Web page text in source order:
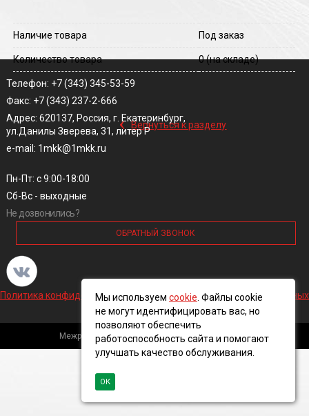
Наличие товара Под заказ
Количество товара 0(на складе)
‹ Вернуться к разделу
Телефон: +7 (343) 345-53-59
Факс: +7 (343) 237-2-666
Адрес: 620137, Россия, г. Екатеринбург,
ул.Данилы Зверева, 31, литер Р
e-mail: 1mkk@1mkk.ru
Пн-Пт: с 9:00-18:00
Сб-Вс - выходные
Не дозвонились?
ОБРАТНЫЙ ЗВОНОК
Политика конфиденциальности и обработки персональных данных
Межрегиональная кабельная компания, 2016 ©
Мы используем cookie . Файлы cookie
не могут идентифицировать вас, но
позволяют обеспечить
работоспособность сайта и помогают
улучшать качество обслуживания.
ОК